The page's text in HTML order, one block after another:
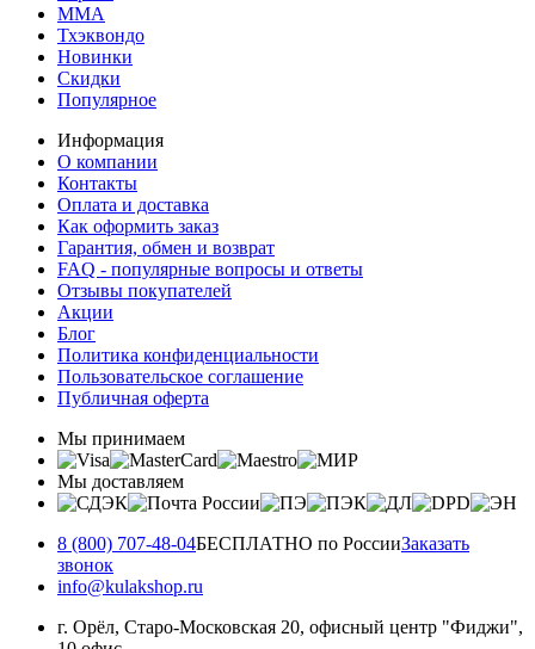
MMA
Тхэквондо
Новинки
Скидки
Популярное
Информация
О компании
Контакты
Оплата и доставка
Как оформить заказ
Гарантия, обмен и возврат
FAQ - популярные вопросы и ответы
Отзывы покупателей
Акции
Блог
Политика конфиденциальности
Пользовательское соглашение
Публичная оферта
Мы принимаем
Мы доставляем
8 (800) 707-48-04БЕСПЛАТНО по РоссииЗаказать
звонок
info@kulakshop.ru
г. Орёл, Старо-Московская 20, офисный центр "Фиджи",